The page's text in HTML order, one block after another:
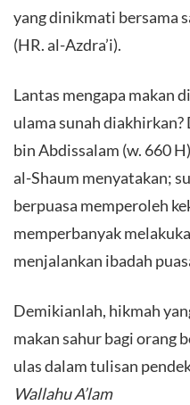
yang dinikmati bersama
(HR. al-Azdra’i).
Lantas mengapa makan
ulama sunah
bin Abdissalam (w. 660
al-Shaum menyatakan;
berpuasa memperoleh
memperbanyak
menjalankan ibadah
Demikianlah, hikmah
makan sahur bagi orang
ulas dalam tulisan
Wallahu A’lam